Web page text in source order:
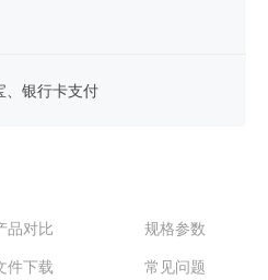
、银行卡支付
品对比
规格参数
件下载 常见问题